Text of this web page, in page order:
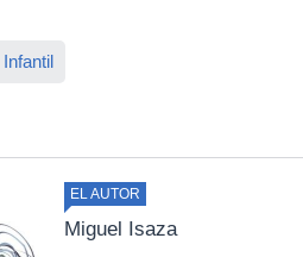
Infantil
EL AUTOR
Miguel Isaza